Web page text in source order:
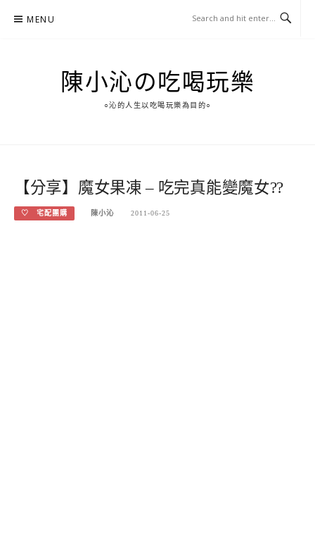
MENU
陳小沁の吃喝玩樂
○沁的人生以吃喝玩樂為目的○
【分享】魔女果凍 – 吃完真能變魔女??
♡ 宅配團購 陳小沁 2011-06-25